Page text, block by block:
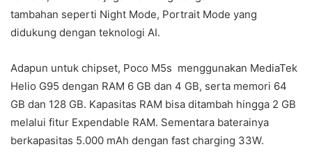
tambahan seperti Night Mode, Portrait Mode yang
didukung dengan teknologi AI.
Adapun untuk chipset, Poco M5s menggunakan MediaTek
Helio G95 dengan RAM 6 GB dan 4 GB, serta memori 64
GB dan 128 GB. Kapasitas RAM bisa ditambah hingga 2 GB
melalui fitur Expendable RAM. Sementara baterainya
berkapasitas 5.000 mAh dengan fast charging 33W.